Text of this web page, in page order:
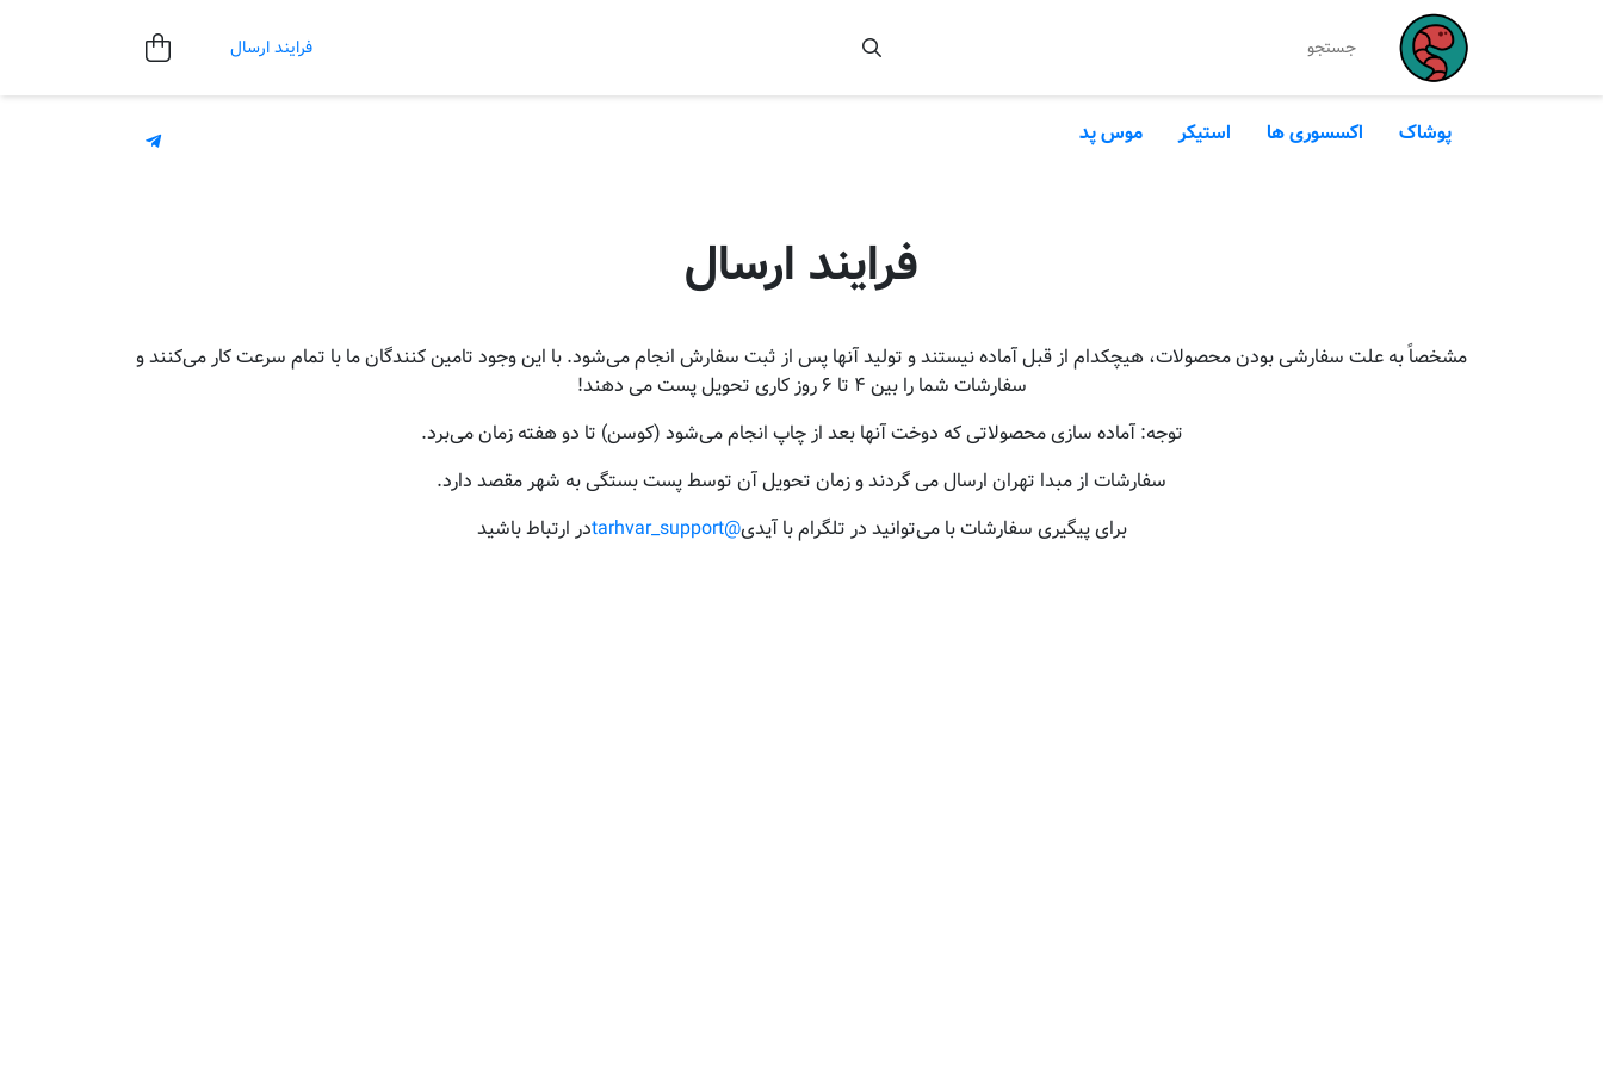
فرایند ارسال
پوشاک اکسسوری ها استیکر موس پد
فرایند ارسال
مشخصاً به علت سفارشی بودن محصولات، هیچکدام از قبل آماده نیستند و تولید آنها پس از ثبت سفارش انجام می‌شود. با این وجود تامین کنندگان ما با تمام سرعت کار می‌کنند و
سفارشات شما را بین ۴ تا ۶ روز کاری تحویل پست می دهند!
توجه: آماده سازی محصولاتی که دوخت آنها بعد از چاپ انجام می‌شود (کوسن) تا دو هفته زمان می‌برد.
سفارشات از مبدا تهران ارسال می گردند و زمان تحویل آن توسط پست بستگی به شهر مقصد دارد.
برای پیگیری سفارشات با می‌توانید در تلگرام با آیدی@tarhvar_support در ارتباط باشید